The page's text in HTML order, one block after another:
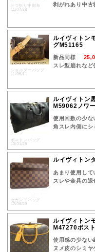
三つ折り中財布
11/07/28
剥がれあり中古
ショルダーバッグ
11/06/11
ルイヴィトン
グM51165
新品同様
スレ型崩れなど
ボストンバッグ
13/01/25
ルイヴィトン
M59062ノワ
使用回数の少
角スレ内側にシ
セカンドバッグ
12/06/29
ルイヴィトン
あまり使用し
スレや金具の
ルイヴィトン
M47270ボス
使用感の少な
ヌメ皮のシミ